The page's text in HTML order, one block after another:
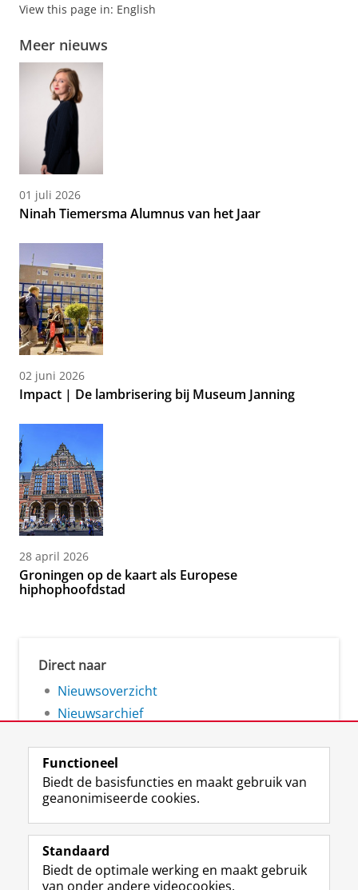
View this page in: English
Meer nieuws
01 juli 2026
Ninah Tiemersma Alumnus van het Jaar
02 juni 2026
Impact | De lambrisering bij Museum Janning
28 april 2026
Groningen op de kaart als Europese
hiphophoofdstad
Direct naar
Nieuwsoverzicht
Nieuwsarchief
Volg de RUG
F
a
e
L
i
k
R
S
-
I
n
t
Y
o
T
Studiekiezers
Functioneel
Biedt de basisfuncties en maakt gebruik van
geanonimiseerde cookies.
Standaard
Biedt de optimale werking en maakt gebruik
van onder andere videocookies.